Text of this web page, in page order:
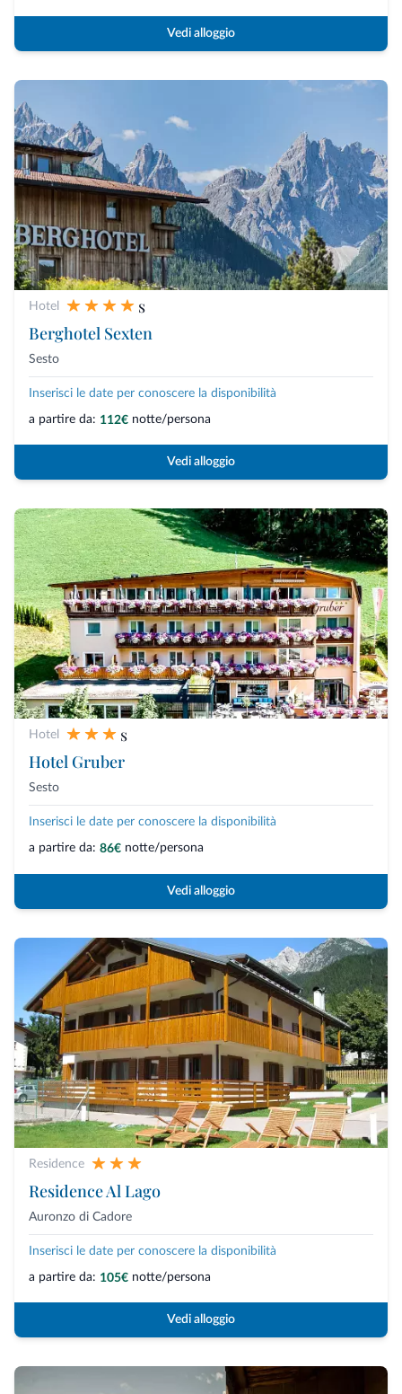
Vedi alloggio
Hotel
s
Berghotel Sexten
Sesto
Inserisci le date per conoscere la disponibilità
a partire da: 112€ notte/persona
Vedi alloggio
Hotel
s
Hotel Gruber
Sesto
Inserisci le date per conoscere la disponibilità
a partire da: 86€ notte/persona
Vedi alloggio
Residence
Residence Al Lago
Auronzo di Cadore
Inserisci le date per conoscere la disponibilità
a partire da: 105€ notte/persona
Vedi alloggio